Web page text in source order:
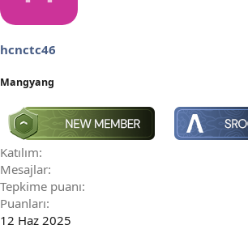
e
:
hcnctc46
Mangyang
Katılım
Mesajlar
Tepkime puanı
Puanları
12 Haz 2025